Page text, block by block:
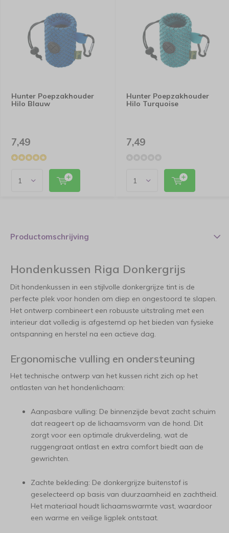
Hunter Poepzakhouder
Hilo Blauw
7,49
Hunter Poepzakhouder
Hilo Turquoise
7,49
Productomschrijving
Hondenkussen Riga Donkergrijs
Dit hondenkussen in een stijlvolle donkergrijze tint is de
perfecte plek voor honden om diep en ongestoord te slapen.
Het ontwerp combineert een robuuste uitstraling met een
interieur dat volledig is afgestemd op het bieden van fysieke
ontspanning en herstel na een actieve dag.
Ergonomische vulling en ondersteuning
Het technische ontwerp van het kussen richt zich op het
ontlasten van het hondenlichaam:
Aanpasbare vulling: De binnenzijde bevat zacht schuim
dat reageert op de lichaamsvorm van de hond. Dit
zorgt voor een optimale drukverdeling, wat de
ruggengraat ontlast en extra comfort biedt aan de
gewrichten.
Zachte bekleding: De donkergrijze buitenstof is
geselecteerd op basis van duurzaamheid en zachtheid.
Het materiaal houdt lichaamswarmte vast, waardoor
een warme en veilige ligplek ontstaat.